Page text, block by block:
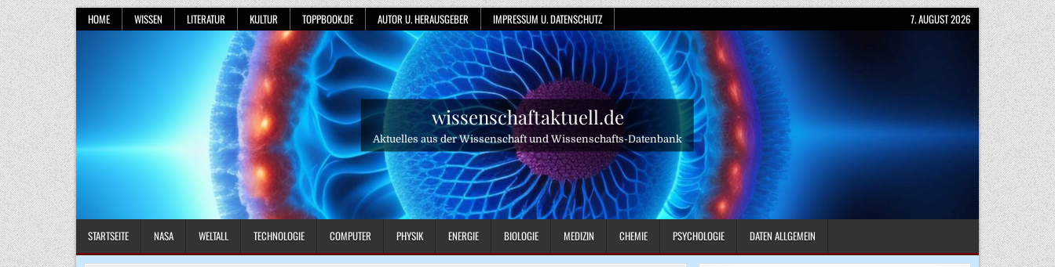
Skip
to
content
HOME WISSEN LITERATUR KULTUR TOPPBOOK.DE AUTOR U. HERAUSGEBER IMPRESSUM U. DATENSCHUTZ 7. AUGUST 2026
wissenschaftaktuell.de
Aktuelles aus der Wissenschaft und Wissenschafts-Datenbank
STARTSEITE NASA WELTALL TECHNOLOGIE COMPUTER PHYSIK ENERGIE BIOLOGIE MEDIZIN CHEMIE PSYCHOLOGIE DATEN ALLGEMEIN